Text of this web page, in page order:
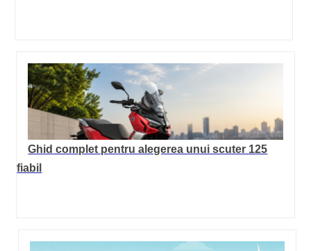
Ghid complet pentru alegerea unui scuter 125
fiabil